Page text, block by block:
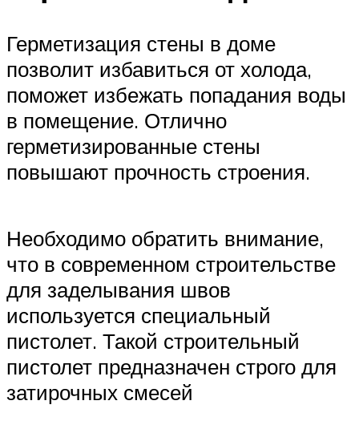
Герметизация стены в доме
позволит избавиться от холода,
поможет избежать попадания воды
в помещение. Отлично
герметизированные стены
повышают прочность строения.
Необходимо обратить внимание,
что в современном строительстве
для заделывания швов
используется специальный
пистолет. Такой строительный
пистолет предназначен строго для
затирочных смесей